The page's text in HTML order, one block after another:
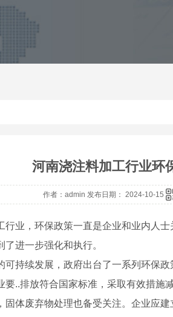
河南浇注料加工行业环
作者：admin 发布日期： 2024-10-15
行业，环保政策一直是企业和业内人
进一步强化和执行。
可持续发展，政府出台了一系列环保
..排放符合国家标准，采取有效措施
固体废弃物处理也备受关注。企业应